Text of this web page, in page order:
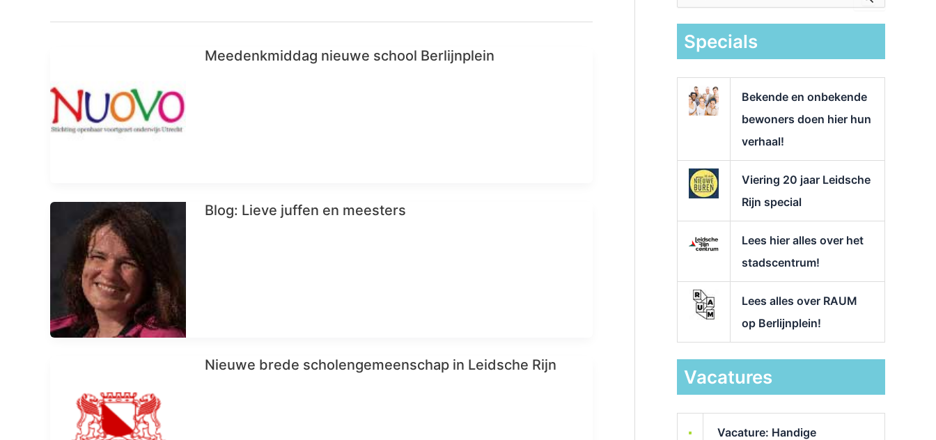
Meedenkmiddag nieuwe school Berlijnplein
Blog: Lieve juffen en meesters
Nieuwe brede scholengemeenschap in Leidsche Rijn
k
Specials
Bekende en onbekende
bewoners doen hier hun
verhaal!
Viering 20 jaar Leidsche
Rijn special
Lees hier alles over het
stadscentrum!
Lees alles over RAUM
op Berlijnplein!
Vacatures
Vacature: Handige